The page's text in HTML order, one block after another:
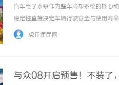
汽车电子水泵作为整车冷却系统的核心
稳定性直接决定车辆行驶安全与使用寿
能、控温精准、噪音低等优势，但长期
虎丘便民网
与众08开启预售！不装了